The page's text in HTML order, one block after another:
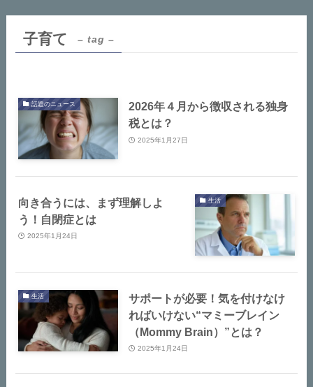
子育て – tag –
話題のニュース
2026年４月から徴収される独身
税とは？
2025年1月27日
生活
向き合うには、まず理解しよ
う！自閉症とは
2025年1月24日
生活
サポートが必要！気を付けなけ
ればいけない“マミーブレイン
（Mommy Brain）”とは？
2025年1月24日